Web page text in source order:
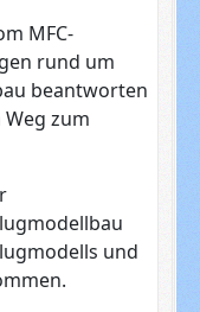
MFC-
rund um
beantworten
zum
und